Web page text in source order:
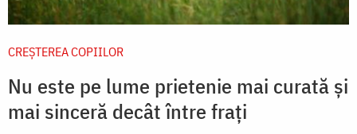
CREŞTEREA COPIILOR
Nu este pe lume prietenie mai curată și
mai sinceră decât între frați